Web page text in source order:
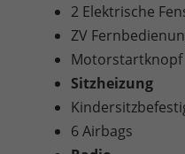
2 Elektrische
ZV
Motorstartknopf
Sitzheizung
6 Airbags